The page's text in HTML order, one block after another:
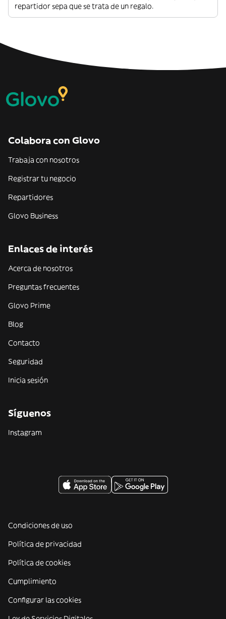
repartidor sepa que se trata de un regalo.
Colabora con Glovo
Trabaja con nosotros
Registrar tu negocio
Repartidores
Glovo Business
Enlaces de interés
Acerca de nosotros
Preguntas frecuentes
Glovo Prime
Blog
Contacto
Seguridad
Inicia sesión
Síguenos
Instagram
Condiciones de uso
Política de privacidad
Política de cookies
Cumplimiento
Configurar las cookies